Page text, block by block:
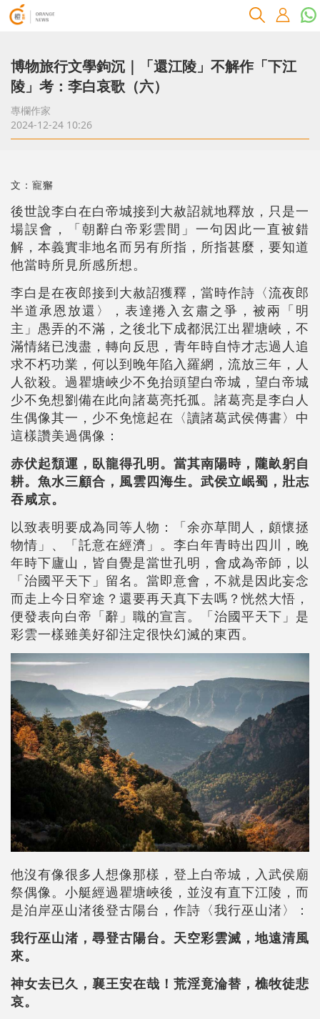
博物旅行文學鉤沉｜「還江陵」不解作「下江
陵」考：李白哀歌（六）
專欄作家
2024-12-24 10:26
文：寵獬
後世說李白在白帝城接到大赦詔就地釋放，只是一
場誤會，「朝辭白帝彩雲間」一句因此一直被錯
解，本義實非地名而另有所指，所指甚麼，要知道
他當時所見所感所想。
李白是在夜郎接到大赦詔獲釋，當時作詩〈流夜郎
半道承恩放還〉，表達捲入玄肅之爭，被兩「明
主」愚弄的不滿，之後北下成都泯江出瞿塘峽，不
滿情緒已洩盡，轉向反思，青年時自恃才志過人追
求不朽功業，何以到晚年陷入羅網，流放三年，人
人欲殺。過瞿塘峽少不免抬頭望白帝城，望白帝城
少不免想劉備在此向諸葛亮托孤。諸葛亮是李白人
生偶像其一，少不免憶起在〈讀諸葛武侯傳書〉中
這樣讚美過偶像：
赤伏起頹運，臥龍得孔明。當其南陽時，隴畝躬自
耕。魚水三顧合，風雲四海生。武侯立岷蜀，壯志
吞咸京。
以致表明要成為同等人物：「余亦草間人，頗懷拯
物情」、「託意在經濟」。李白年青時出四川，晚
年時下廬山，皆自覺是當世孔明，會成為帝師，以
「治國平天下」留名。當即意會，不就是因此妄念
而走上今日窄途？還要再天真下去嗎？恍然大悟，
便發表向白帝「辭」職的宣言。「治國平天下」是
彩雲一樣雖美好卻注定很快幻滅的東西。
他沒有像很多人想像那樣，登上白帝城，入武侯廟
祭偶像。小艇經過瞿塘峽後，並沒有直下江陵，而
是泊岸巫山渚後登古陽台，作詩〈我行巫山渚〉：
我行巫山渚，尋登古陽台。天空彩雲滅，地遠清風
來。
神女去已久，襄王安在哉！荒淫竟淪替，樵牧徒悲
哀。